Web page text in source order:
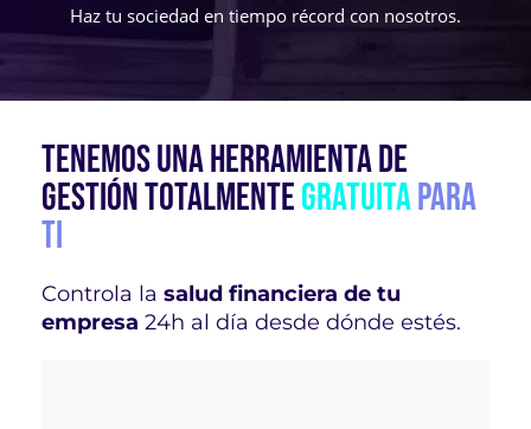
Haz tu sociedad en tiempo récord con nosotros.
TENEMOS UNA HERRAMIENTA DE
GESTIÓN TOTALMENTEGRATUITAPARA
TI
Controla la salud financiera de tu
empresa 24h al día desde dónde estés.